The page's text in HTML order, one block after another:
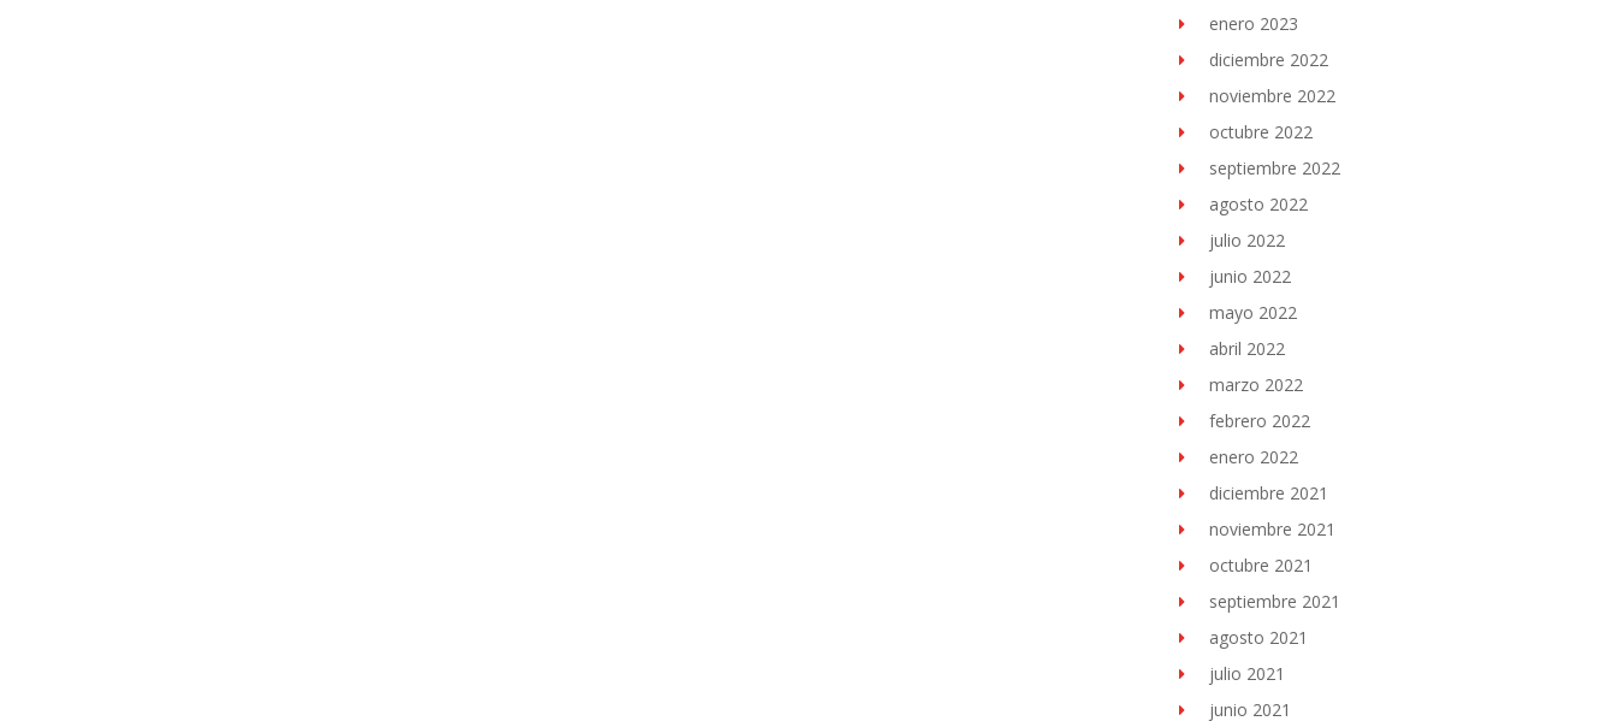
enero 2023
diciembre 2022
noviembre 2022
octubre 2022
septiembre 2022
agosto 2022
julio 2022
junio 2022
mayo 2022
abril 2022
marzo 2022
febrero 2022
enero 2022
diciembre 2021
noviembre 2021
octubre 2021
septiembre 2021
agosto 2021
julio 2021
junio 2021